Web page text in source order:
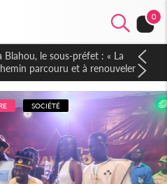
0
le sous-préfet : « La
parcouru et à renouveler
du développement »
SOCIÉTÉ